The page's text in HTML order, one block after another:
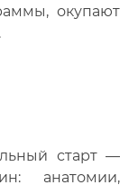
окупают
старт —
анатомии,